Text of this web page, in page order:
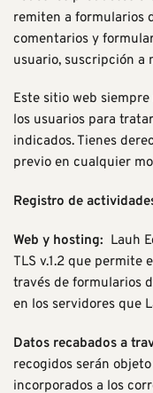
remiten a formularios
comentarios y
usuario, suscripción a
Este sitio web
los usuarios para
indicados. Tienes
previo en cualquier
Registro de
Web y hosting: Lauh
TLS v.1.2 que permite
través de formularios
en los servidores que
Datos recabados a
recogidos serán
incorporados a los